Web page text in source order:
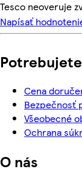
Tesco neoveruje
Napísať
Cena
Bezpečnosť
Všeobecné
Ochrana
O nás